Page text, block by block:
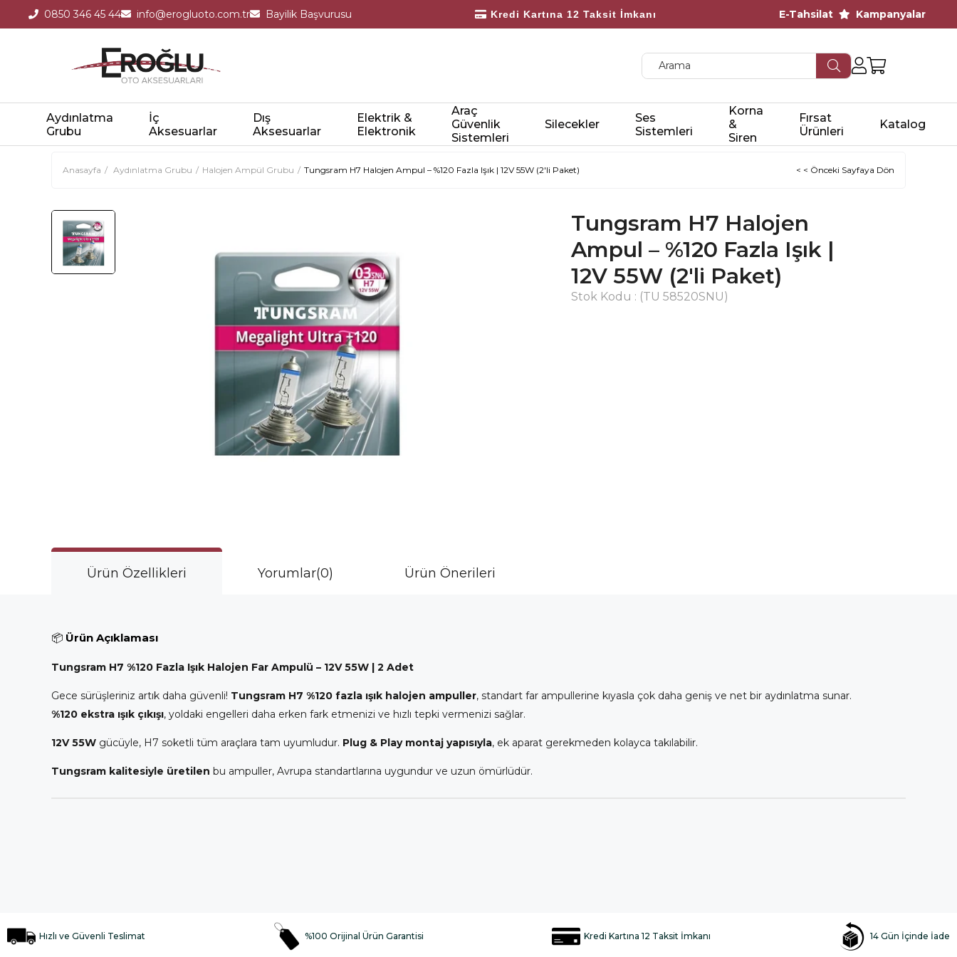
0850 346 45 44 info@erogluoto.com.tr Bayilik Başvurusu
Kredi Kartına 12 Taksit İmkanı
Bayilerimize Özel 10.000 TL Üzeri Ücretsiz Kargo
E-Tahsilat Kampanyalar
Aydınlatma
Grubu
İç
Aksesuarlar
Dış
Aksesuarlar
Elektrik &
Elektronik
Araç
Güvenlik
Sistemleri
Silecekler
Ses
Sistemleri
Korna
&
Siren
Fırsat
Ürünleri
Katalog
Anasayfa Aydınlatma Grubu Halojen Ampül Grubu Tungsram H7 Halojen Ampul – %120 Fazla Işık | 12V 55W (2'li Paket) < < Önceki Sayfaya Dön
Tungsram H7 Halojen
Ampul – %120 Fazla Işık |
12V 55W (2'li Paket)
Stok Kodu (TU 58520SNU)
Ürün Özellikleri Yorumlar(0) Ürün Önerileri
📦 Ürün Açıklaması
Tungsram H7 %120 Fazla Işık Halojen Far Ampulü – 12V 55W | 2 Adet
Gece sürüşleriniz artık daha güvenli! Tungsram H7 %120 fazla ışık halojen ampuller, standart far ampullerine kıyasla çok daha geniş ve net bir aydınlatma sunar.
%120 ekstra ışık çıkışı, yoldaki engelleri daha erken fark etmenizi ve hızlı tepki vermenizi sağlar.
12V 55W gücüyle, H7 soketli tüm araçlara tam uyumludur. Plug & Play montaj yapısıyla, ek aparat gerekmeden kolayca takılabilir.
Tungsram kalitesiyle üretilen bu ampuller, Avrupa standartlarına uygundur ve uzun ömürlüdür.
Hızlı ve Güvenli Teslimat %100 Orijinal Ürün Garantisi Kredi Kartına 12 Taksit İmkanı 14 Gün İçinde İade